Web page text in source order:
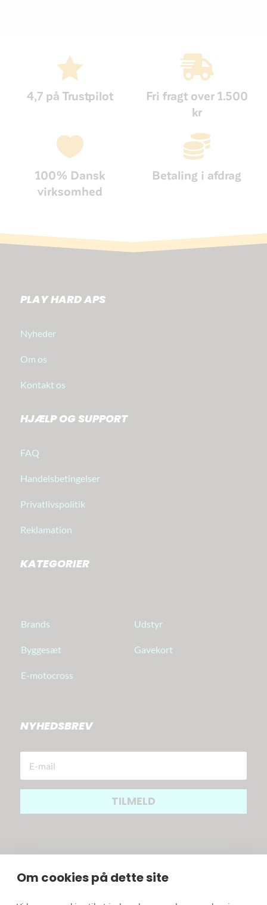
Om cookies på dette site

4,7 på Trustpilot

Fri fragt over 1.500
kr

100% Dansk
virksomhed

Betaling i afdrag
PLAY HARD APS
Nyheder
Om os
Kontakt os
HJÆLP OG SUPPORT
FAQ
Handelsbetingelser
Privatlivspolitik
Reklamation
KATEGORIER
Brands
Byggesæt
E-motocross
Udstyr
Gavekort
NYHEDSBREV
TILMELD